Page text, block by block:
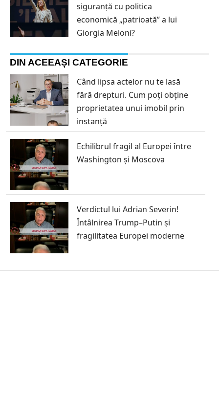
siguranță cu politica
economică „patrioată” a lui
Giorgia Meloni?
DIN ACEEAȘI CATEGORIE
Când lipsa actelor nu te lasă
fără drepturi. Cum poți obține
proprietatea unui imobil prin
instanță
Echilibrul fragil al Europei între
Washington și Moscova
Verdictul lui Adrian Severin!
Întâlnirea Trump–Putin și
fragilitatea Europei moderne